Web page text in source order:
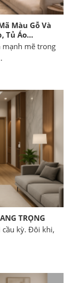
Màu Gỗ Và
Tủ Áo…
mạnh mẽ trong
TRỌNG
kỳ. Đôi khi,